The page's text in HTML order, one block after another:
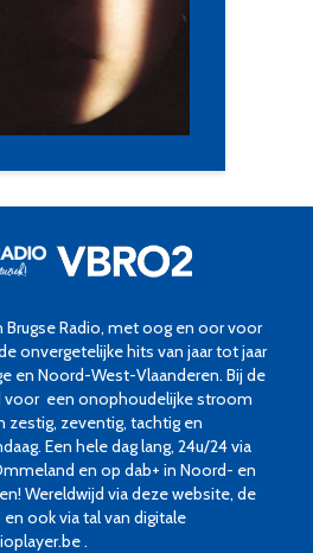
Brugse Radio, met oog en oor voor
onvergetelijke hits van jaar tot jaar
en Noord-West-Vlaanderen. Bij de
voor een onophoudelijke stroom
zestig, zeventig, tachtig en
Een hele dag lang, 24u/24 via
en op dab+ in Noord- en
Wereldwijd via deze website, de
en ook via tal van digitale
.